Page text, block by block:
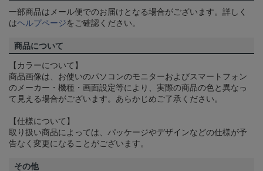
一部商品はメール便でのお届けとなる場合がございます。詳しく
はヘルプページをご確認ください。
商品について
【カラーについて】
商品画像は、お使いのパソコンのモニターおよびスマートフォン
のメーカー・機種・画面設定等により、実際の商品の色と異なっ
て見える場合がございます。あらかじめご了承ください。
【仕様について】
取り扱い商品によっては、パッケージやデザインなどの仕様が予
告なく変更になることがございます。
その他